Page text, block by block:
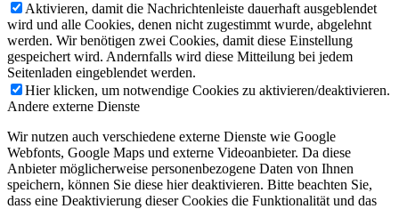
Aktivieren, damit die Nachrichtenleiste dauerhaft ausgeblendet
wird und alle Cookies, denen nicht zugestimmt wurde, abgelehnt
werden. Wir benötigen zwei Cookies, damit diese Einstellung
gespeichert wird. Andernfalls wird diese Mitteilung bei jedem
Seitenladen eingeblendet werden.
Hier klicken, um notwendige Cookies zu aktivieren/deaktivieren.
Andere externe Dienste
Wir nutzen auch verschiedene externe Dienste wie Google
Webfonts, Google Maps und externe Videoanbieter. Da diese
Anbieter möglicherweise personenbezogene Daten von Ihnen
speichern, können Sie diese hier deaktivieren. Bitte beachten Sie,
dass eine Deaktivierung dieser Cookies die Funktionalität und das